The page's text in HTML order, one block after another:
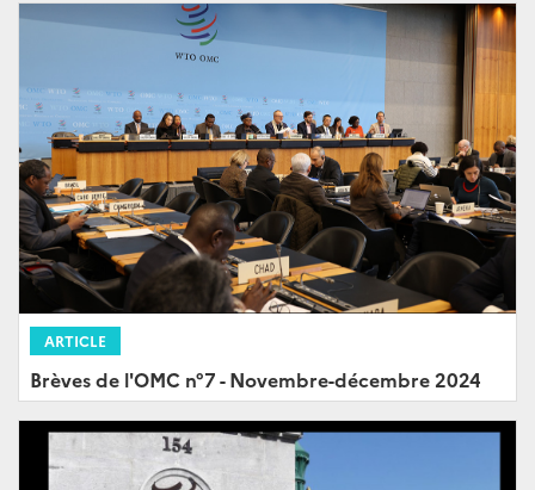
ARTICLE
Brèves de l'OMC n°7 - Novembre-décembre 2024